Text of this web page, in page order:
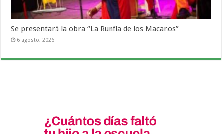
Se presentará la obra “La Runfla de los Macanos”
6 agosto, 2026